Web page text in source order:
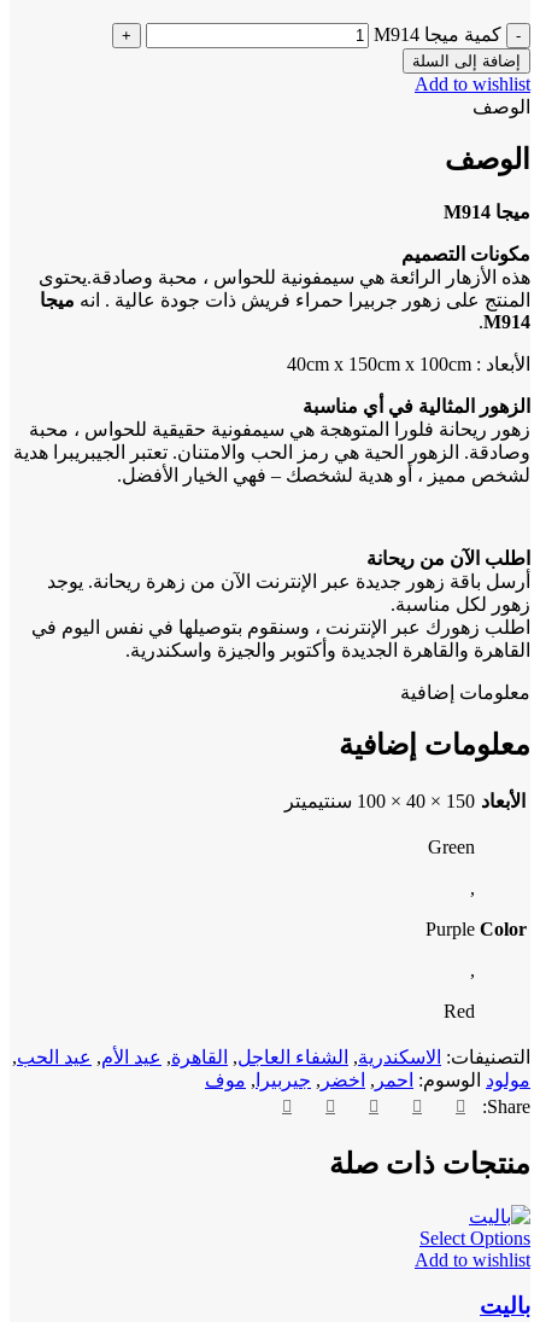
كمية ميجا M914
إضافة إلى السلة
Add to wishlist
الوصف
الوصف
ميجا M914
مكونات التصميم
هذه الأزهار الرائعة هي سيمفونية للحواس ، محبة وصادقة.يحتوى
المنتج على زهور جربيرا حمراء فريش ذات جودة عالية . انه ميجا
M914
.
الأبعاد : 40cm x 150cm x 100cm
الزهور المثالية في أي مناسبة
زهور ريحانة فلورا المتوهجة هي سيمفونية حقيقية للحواس ، محبة
وصادقة. الزهور الحية هي رمز الحب والامتنان. تعتبر الجيبريبرا هدية
لشخص مميز ، أو هدية لشخصك – فهي الخيار الأفضل.
اطلب الآن من ريحانة
أرسل باقة زهور جديدة عبر الإنترنت الآن من زهرة ريحانة. يوجد
زهور لكل مناسبة.
اطلب زهورك عبر الإنترنت ، وسنقوم بتوصيلها في نفس اليوم في
القاهرة والقاهرة الجديدة وأكتوبر والجيزة واسكندرية.
معلومات إضافية
معلومات إضافية
الأبعاد 150 × 40 × 100 سنتيميتر
Color
Green
,
Purple
,
Red
التصنيفات: الاسكندرية, الشفاء العاجل, القاهرة, عيد الأم, عيد الحب,
مولود الوسوم: احمر , اخضر , جيربيرا , موف
Share:
منتجات ذات صلة
Select Options
Add to wishlist
باليت